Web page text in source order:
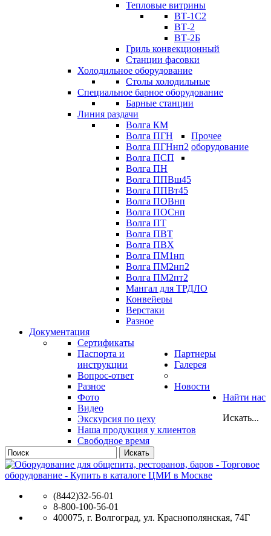
Тепловые витрины
ВТ-1С2
ВТ-2
ВТ-2Б
Гриль конвекционный
Станции фасовки
Холодильное оборудование
Столы холодильные
Специальное барное оборудование
Барные станции
Линия раздачи
Волга КМ
Волга ПГН
Волга ПГНнп2
Волга ПСП
Волга ПН
Волга ППВш45
Волга ППВт45
Волга ПОВнп
Волга ПОСнп
Волга ПТ
Волга ПВТ
Волга ПВХ
Волга ПМ1нп
Волга ПМ2нп2
Волга ПМ2пт2
Прочее
оборудование
Мангал для ТРДЛО
Конвейеры
Верстаки
Разное
Документация
Сертификаты
Паспорта и
инструкции
Вопрос-ответ
Разное
Партнеры
Галерея
Фото
Видео
Экскурсия по цеху
Наша продукция у клиентов
Свободное время
Новости
Найти нас
Искать...
Искать
(8442)32-56-01
8-800-100-56-01
400075, г. Волгоград, ул. Краснополянская, 74Г